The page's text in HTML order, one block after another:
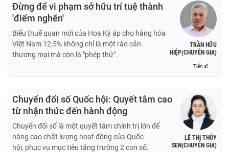
TRẦN HỮU
HIỆP(CHUYÊN GIA)
Tiến sĩ
Đừng để vi phạm sở hữu trí tuệ thành
'điểm nghẽn'
Biểu thuế quan mới của Hoa Kỳ áp cho hàng hóa
Việt Nam 12,5% không chỉ là một rào cản
thương mại mà còn là "phép thử".
LÊ THỊ THÚY
SEN(CHUYÊN GIA)
Chuyển đổi số Quốc hội: Quyết tâm cao
từ nhận thức đến hành động
Chuyển đổi số là một quyết tâm chính trị lớn để
nâng cao chất lượng hoạt động của Quốc
hội, phục vụ mục tiêu tăng trưởng 2 con số.